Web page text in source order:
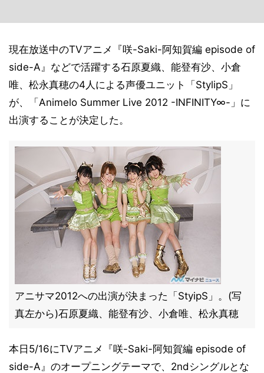
現在放送中のTVアニメ『咲-Saki-阿知賀編 episode of
side-A』などで活躍する石原夏織、能登有沙、小倉
唯、松永真穂の4人による声優ユニット「StylipS」
が、「Animelo Summer Live 2012 -INFINITY∞-」に
出演することが決定した。
アニサマ2012への出演が決まった「StyipS」。(写
真左から)石原夏織、能登有沙、小倉唯、松永真穂
本日5/16にTVアニメ『咲-Saki-阿知賀編 episode of
side-A』のオープニングテーマで、2ndシングルとな